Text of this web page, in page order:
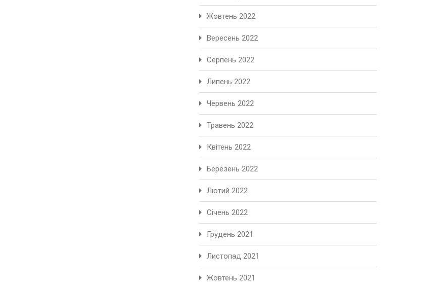
Жовтень 2022
Вересень 2022
Серпень 2022
Липень 2022
Червень 2022
Травень 2022
Квітень 2022
Березень 2022
Лютий 2022
Січень 2022
Грудень 2021
Листопад 2021
Жовтень 2021